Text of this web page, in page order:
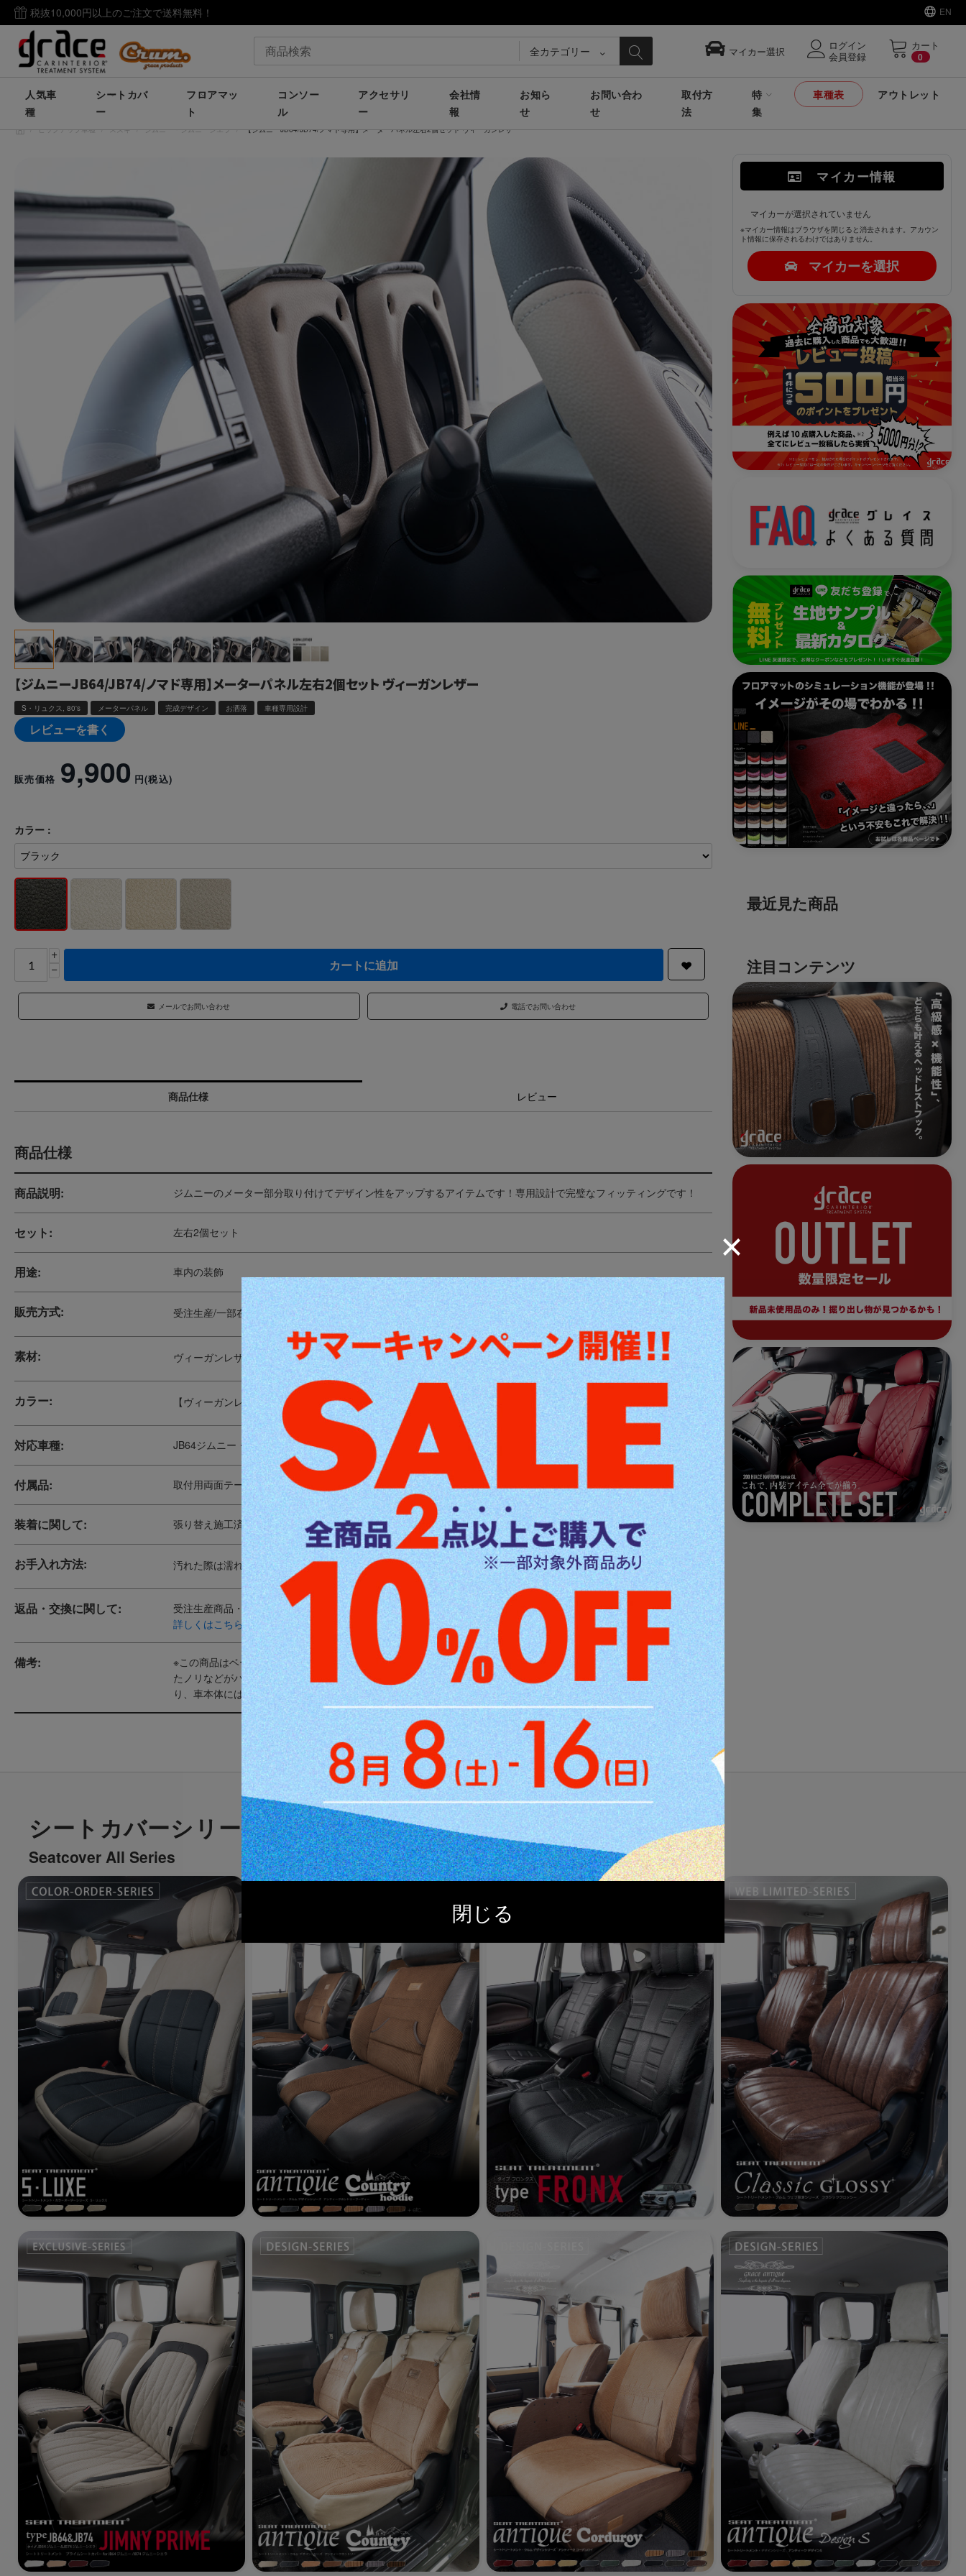
税抜10,000円以上のご注文で送料無料！ EN
全カテゴリー カート
0
ログイン
会員登録
マイカー選択
人気車
種
シートカバ
ー
フロアマッ
ト
コンソー
ル
アクセサリ
ー
会社情
報
お知ら
せ
お問い合わ
せ
取付方
法
特
集
車種表 アウトレット
/ ピックアップ車種 / スズキ / ジムニー・ジムニーシエラ / 【ジムニーJB64/JB74/ノマド専用】メーターパネル左右2個セット ヴィーガンレザー
【ジムニーJB64/JB74/ノマド専用】メーターパネル左右2個セット ヴィーガンレザー
S・リュクス, 80's メーターパネル 完成デザイン お洒落 車種専用設計
レビューを書く
販売価格 9,900 円(税込)
カラー :
+
−
カートに追加
メールでお問い合わせ 電話でお問い合わせ
商品仕様 レビュー
商品仕様
商品説明: ジムニーのメーター部分取り付けてデザイン性をアップするアイテムです！専用設計で完璧なフィッティングです！
セット: 左右2個セット
用途: 車内の装飾
販売方式: 受注生産/一部在庫販売
素材: ヴィーガンレザー（シリコンレザー）
カラー: 【ヴィーガンレザー】ブラック・ベージュ・グレージュ・アイボリー
対応車種: JB64ジムニー・JB74ジムニーシエラ・JC74ジムニーノマド
付属品: 取付用両面テープ
装着に関して: 張り替え施工済みのパネルです、装着は付属の両面テープで純正メーターに被せて貼り付ければ完了です。
お手入れ方法: 汚れた際は濡れたタオルで拭き取って下さい。
返品・交換に関して:
受注生産商品・オーダーメイド商品は、ご注文内容に沿って製作するため、返品・交換をお受けできません。
詳しくはこちら
備考:
※この商品はベースになるメーターパネルに生地を手作業で貼り付けて制作しています。その為、貼り付け時に使用し
たノリなどがパネル内側にはみ出したり、付着してしいる場合がございます。お届け時にはノリは乾燥した状態とな
り、車本体には付着することはございませんので、ご理解の上ご購入頂きますようお願い致します。
マイカー情報
マイカーが選択されていません
※マイカー情報はブラウザを閉じると消去されます。アカウン
ト情報に保存されるわけではありません。
マイカーを選択
最近見た商品
注目コンテンツ
シートカバーシリーズ一覧
Seatcover All Series
閉じる